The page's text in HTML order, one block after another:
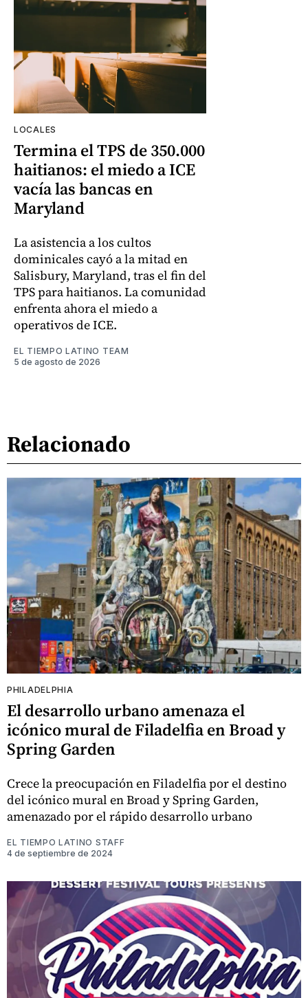
LOCALES
Termina el TPS de 350.000
haitianos: el miedo a ICE
vacía las bancas en
Maryland
La asistencia a los cultos
dominicales cayó a la mitad en
Salisbury, Maryland, tras el fin del
TPS para haitianos. La comunidad
enfrenta ahora el miedo a
operativos de ICE.
EL TIEMPO LATINO TEAM
5 de agosto de 2026
Relacionado
PHILADELPHIA
El desarrollo urbano amenaza el
icónico mural de Filadelfia en Broad y
Spring Garden
Crece la preocupación en Filadelfia por el destino
del icónico mural en Broad y Spring Garden,
amenazado por el rápido desarrollo urbano
EL TIEMPO LATINO STAFF
4 de septiembre de 2024